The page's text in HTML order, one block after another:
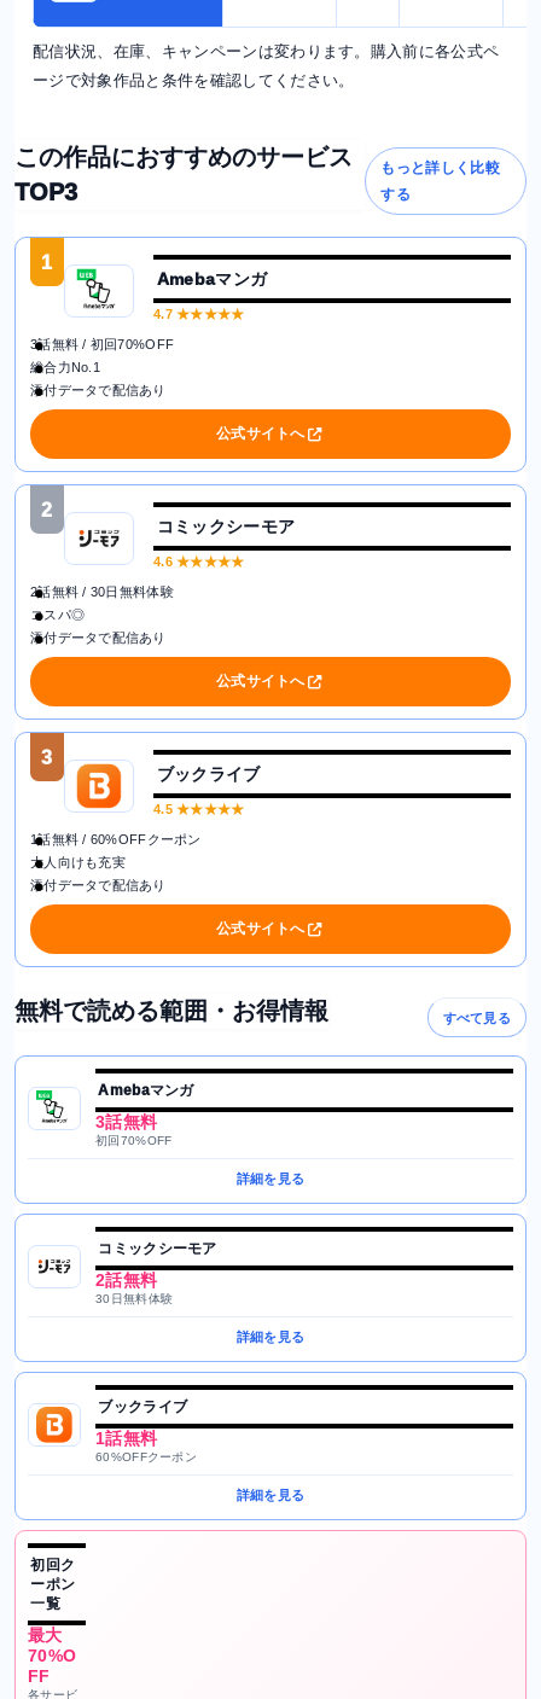
配信状況、在庫、キャンペーンは変わります。購入前に各公式ペ
ージで対象作品と条件を確認してください。
この作品におすすめのサービス
TOP3
もっと詳しく比較
する
1
Amebaマンガ
4.7★★★★★
3話無料 / 初回70%OFF
総合力No.1
添付データで配信あり
公式サイトへ
2
コミックシーモア
4.6★★★★★
2話無料 / 30日無料体験
コスパ◎
添付データで配信あり
公式サイトへ
3
ブックライブ
4.5★★★★★
1話無料 / 60%OFFクーポン
大人向けも充実
添付データで配信あり
公式サイトへ
無料で読める範囲・お得情報 すべて見る
Amebaマンガ
3話無料
初回70%OFF
詳細を見る
コミックシーモア
2話無料
30日無料体験
詳細を見る
ブックライブ
1話無料
60%OFFクーポン
詳細を見る
初回ク
ーポン
一覧
最大
70%O
FF
各サービ